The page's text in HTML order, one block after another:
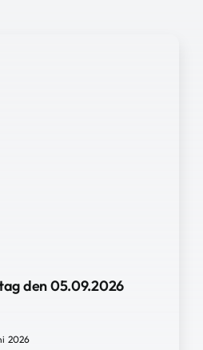
den 05.09.2026
2026